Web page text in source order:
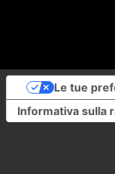
Informativa sulla
Le tue